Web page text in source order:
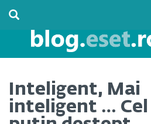
Inteligent, Mai
inteligent … Cel